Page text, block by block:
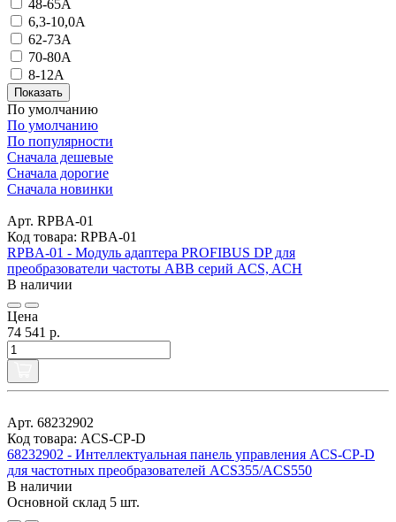
48-65А
6,3-10,0A
62-73А
70-80А
8-12А
Показать
По умолчанию
По умолчанию
По популярности
Сначала дешевые
Сначала дорогие
Сначала новинки
Арт. RPBA-01
Код товара: RPBA-01
RPBA-01 - Модуль адаптера PROFIBUS DP для
преобразователи частоты ABB серий ACS, ACH
В наличии
Цена
74 541 р.
Арт. 68232902
Код товара: ACS-CP-D
68232902 - Интеллектуальная панель управления ACS-CP-D
для частотных преобразователей ACS355/ACS550
В наличии
Основной склад 5 шт.